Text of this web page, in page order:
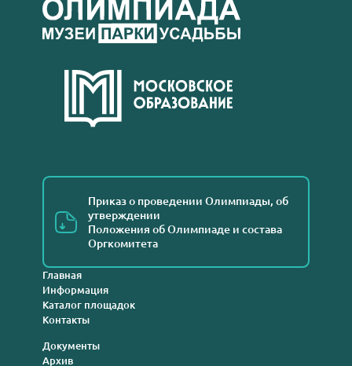
Приказ о проведении Олимпиады, об
утверждении
Положения об Олимпиаде и состава
Оргкомитета
Главная
Информация
Каталог площадок
Контакты
Документы
Архив